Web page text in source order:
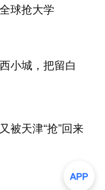
球抢大学
小城，把留白
被天津“抢”回来